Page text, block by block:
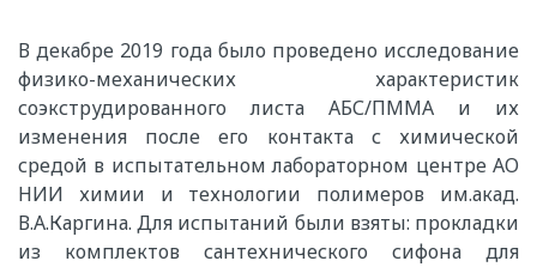
В декабре 2019 года было проведено исследование
физико-механических характеристик
соэкструдированного листа АБС/ПММА и их
изменения после его контакта с химической
средой в испытательном лабораторном центре АО
НИИ химии и технологии полимеров им.акад.
В.А.Каргина. Для испытаний были взяты: прокладки
из комплектов сантехнического сифона для